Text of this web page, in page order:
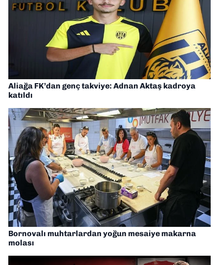
Aliağa FK’dan genç takviye: Adnan Aktaş kadroya
katıldı
Bornovalı muhtarlardan yoğun mesaiye makarna
molası